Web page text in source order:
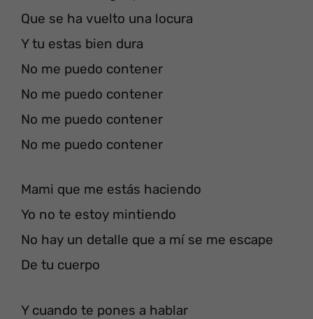
Que se ha vuelto una locura
Y tu estas bien dura
No me puedo contener
No me puedo contener
No me puedo contener
No me puedo contener
Mami que me estás haciendo
Yo no te estoy mintiendo
No hay un detalle que a mí se me escape
De tu cuerpo
Y cuando te pones a hablar